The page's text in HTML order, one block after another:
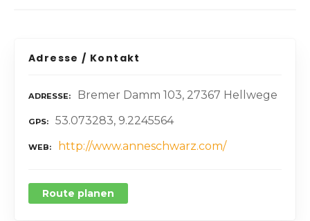
Adresse / Kontakt
ADRESSE Bremer Damm 103, 27367 Hellwege
GPS 53.073283, 9.2245564
WEB http://www.anneschwarz.com/
Route planen